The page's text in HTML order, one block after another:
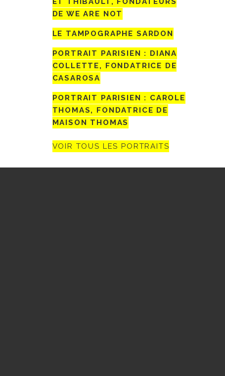
DE WE ARE NOT
LE TAMPOGRAPHE SARDON
PORTRAIT PARISIEN : DIANA
COLLETTE, FONDATRICE DE
CASAROSA
PORTRAIT PARISIEN : CAROLE
THOMAS, FONDATRICE DE
MAISON THOMAS
VOIR TOUS LES PORTRAITS